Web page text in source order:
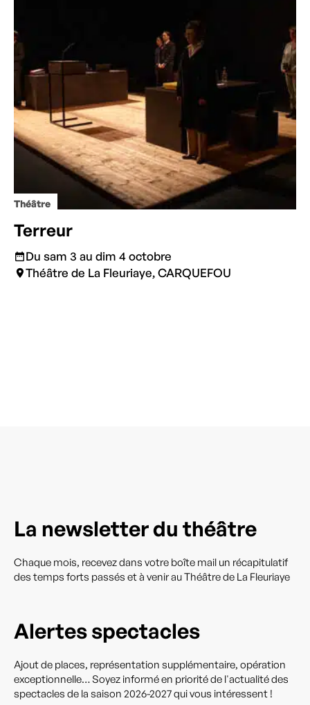
Théâtre
Terreur
Du sam 3 au dim 4 octobre
Théâtre de La Fleuriaye, CARQUEFOU
La newsletter du théâtre
Chaque mois, recevez dans votre boîte mail un récapitulatif
des temps forts passés et à venir au Théâtre de La Fleuriaye
Alertes spectacles
Ajout de places, représentation supplémentaire, opération
exceptionnelle… Soyez informé en priorité de l'actualité des
spectacles de la saison 2026-2027 qui vous intéressent !